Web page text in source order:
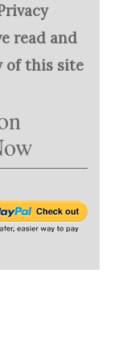
read and
of this site